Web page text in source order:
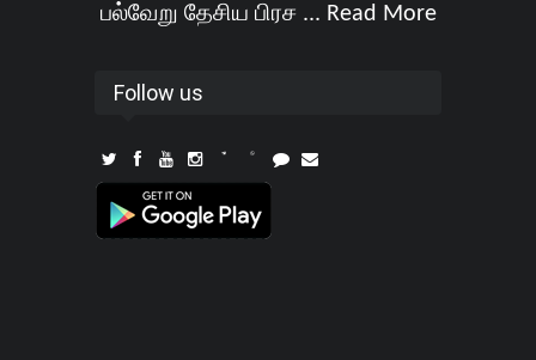
பல்வேறு தேசிய பிரச ... Read More
Follow us